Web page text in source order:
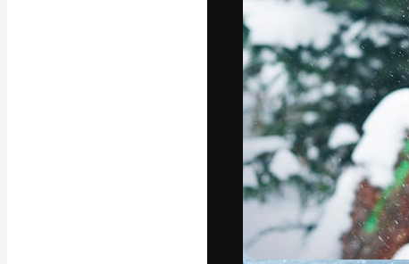
Copyright © 2010-